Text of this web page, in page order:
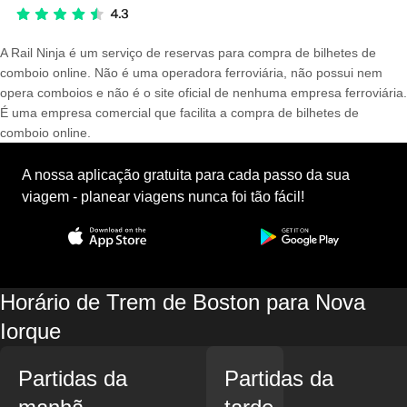
A Rail Ninja é um serviço de reservas para compra de bilhetes de
comboio online. Não é uma operadora ferroviária, não possui nem
opera comboios e não é o site oficial de nenhuma empresa ferroviária.
É uma empresa comercial que facilita a compra de bilhetes de
comboio online.
A nossa aplicação gratuita para cada passo da sua
viagem - planear viagens nunca foi tão fácil!
Horário de Trem de Boston para Nova
Iorque
Partidas da
Partidas da